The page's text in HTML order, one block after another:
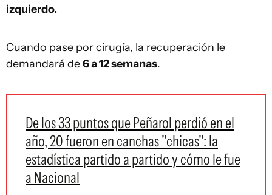
izquierdo.
Cuando pase por cirugía, la recuperación le
demandará de6 a 12 semanas.
De los 33 puntos que Peñarol perdió en el
año, 20 fueron en canchas "chicas": la
estadística partido a partido y cómo le fue
a Nacional